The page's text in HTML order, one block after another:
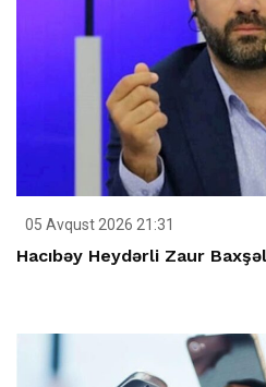
05 Avqust 2026 21:31
Hacıbəy Heydərli Zaur